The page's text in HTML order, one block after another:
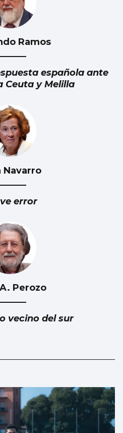
Ramos
española ante
Ceuta y Melilla
Navarro
error
Perozo
vecino del sur
Del Val